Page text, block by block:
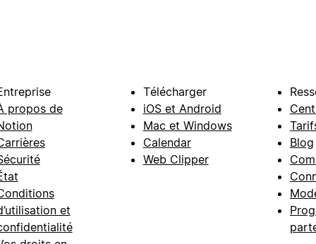
propos de
et
Télécharger
iOS et Android
Mac et Windows
Calendar
Web Clipper
Blog